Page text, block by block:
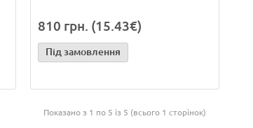
810 грн. (15.43€)
Під замовлення
Показано з 1 по 5 із 5 (всього 1 сторінок)